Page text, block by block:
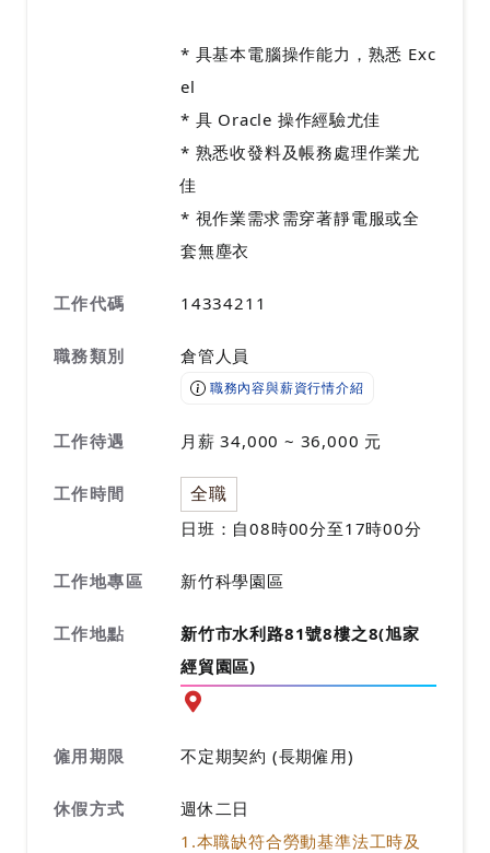
* 具基本電腦操作能力，熟悉 Exc
el
* 具 Oracle 操作經驗尤佳
* 熟悉收發料及帳務處理作業尤
佳
* 視作業需求需穿著靜電服或全
套無塵衣
工作代碼 14334211
職務類別 倉管人員
職務內容與薪資行情介紹
工作待遇 月薪 34,000 ~ 36,000 元
工作時間 全職
日班：自08時00分至17時00分
工作地專區 新竹科學園區
工作地點
新竹市水利路81號8樓之8(旭家
經貿園區)
前往查看地圖
僱用期限 不定期契約 (長期僱用)
休假方式
週休二日
1.本職缺符合勞動基準法工時及